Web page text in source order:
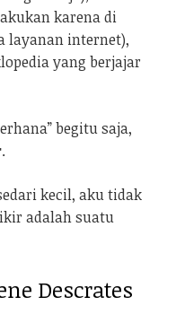
karena di
layanan internet),
yang berjajar
begitu saja,
.
kecil, aku tidak
adalah suatu
Descrates